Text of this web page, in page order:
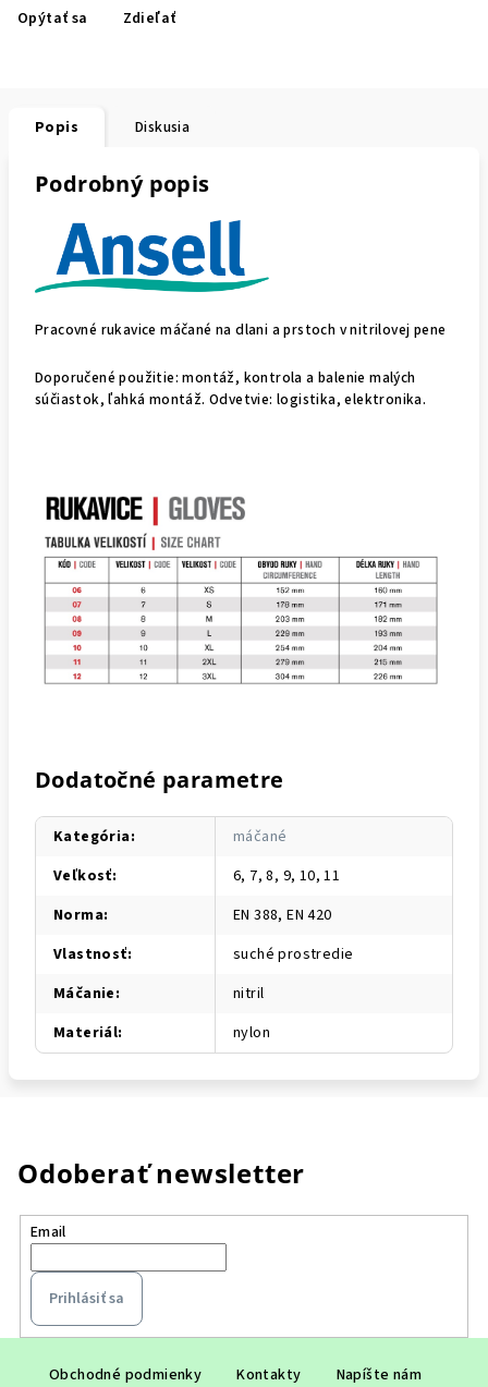
Opýtať sa Zdieľať
Popis Diskusia
Podrobný popis
Pracovné rukavice máčané na dlani a prstoch v nitrilovej pene
Doporučené použitie: montáž, kontrola a balenie malých
súčiastok, ľahká montáž. Odvetvie: logistika, elektronika.
Dodatočné parametre
Kategória:
máčané
Veľkosť:
6, 7, 8, 9, 10, 11
Norma:
EN 388, EN 420
Vlastnosť:
suché prostredie
Máčanie:
nitril
Materiál: nylon
Odoberať newsletter
Email
Prihlásiť sa
Obchodné podmienky Kontakty
Napíšte nám